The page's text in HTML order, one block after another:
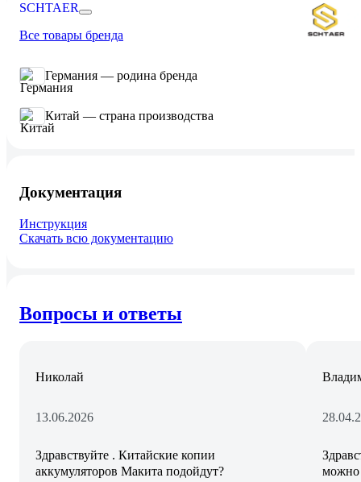
SCHTAER
Все товары бренда
Германия — родина бренда
Китай — страна производства
Документация
Инструкция
Скачать всю документацию
Вопросы и ответы
Николай
13.06.2026
Здравствуйте . Китайские копии
аккумуляторов Макита подойдут?
можно